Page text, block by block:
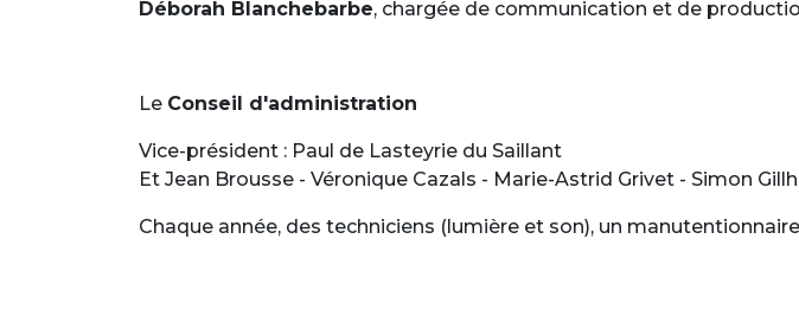
Déborah Blanchebarbe, chargée de communication et de
Le Conseil d'administration
Vice-président : Paul de Lasteyrie du Saillant
Et Jean Brousse - Véronique Cazals - Marie-Astrid Grivet - Simon
Chaque année, des techniciens (lumière et son), un